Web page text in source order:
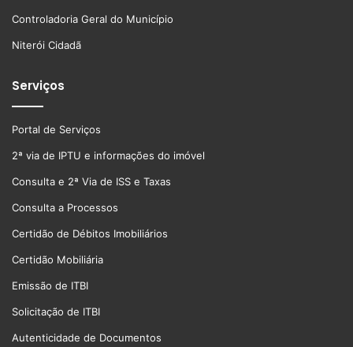
Controladoria Geral do Município
Niterói Cidadã
Serviços
Portal de Serviços
2ª via de IPTU e informações do imóvel
Consulta e 2ª Via de ISS e Taxas
Consulta a Processos
Certidão de Débitos Imobiliários
Certidão Mobiliária
Emissão de ITBI
Solicitação de ITBI
Autenticidade de Documentos